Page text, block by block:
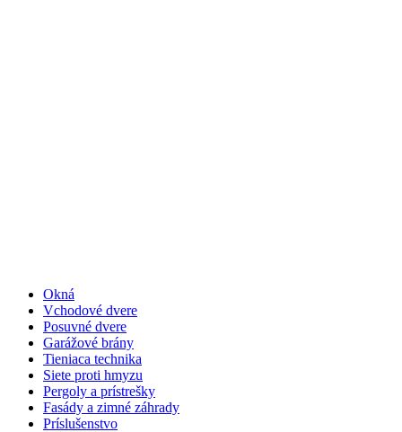
Okná
Vchodové dvere
Posuvné dvere
Garážové brány
Tieniaca technika
Siete proti hmyzu
Pergoly a prístrešky
Fasády a zimné záhrady
Príslušenstvo